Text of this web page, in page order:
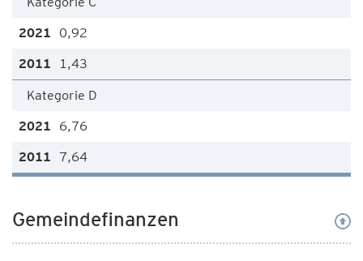
0,92
1,43
Kategorie D
6,76
7,64
Gemeindefinanzen